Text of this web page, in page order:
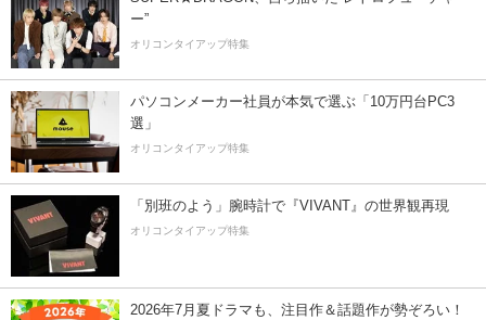
ー”
オリコンタイアップ特集
パソコンメーカー社員が本気で選ぶ「10万円台PC3
選」
オリコンタイアップ特集
「別班のよう」腕時計で『VIVANT』の世界観再現
オリコンタイアップ特集
2026年7月夏ドラマも、注目作＆話題作が勢ぞろい！